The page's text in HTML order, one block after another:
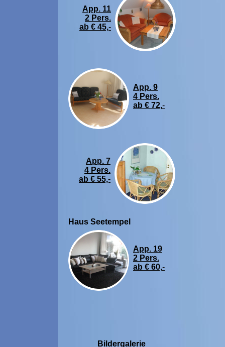
App. 11
2 Pers.
ab € 45,-
App. 9
4 Pers.
ab € 72,-
App. 7
4 Pers.
ab € 55,-
Haus Seetempel
App. 19
2 Pers.
ab € 60,-
Bildergalerie